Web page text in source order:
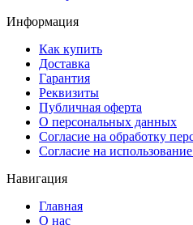
Информация
Как купить
Доставка
Гарантия
Реквизиты
Публичная оферта
О персональных данных
Согласие на обработку
Согласие на
Навигация
Главная
О нас